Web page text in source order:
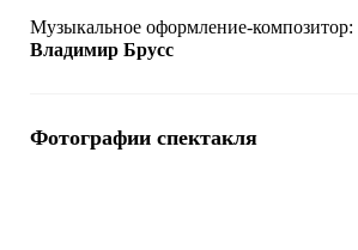
Музыкальное оформление-композитор:
Владимир Брусс
Фотографии спектакля